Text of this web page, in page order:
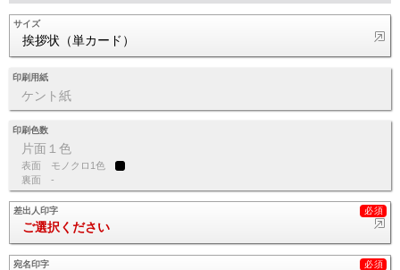
サイズ
挨拶状（単カード）
印刷用紙
ケント紙
印刷色数
片面１色
表面
モノクロ1色
裏面
-
差出人印字
ご選択ください
宛名印字